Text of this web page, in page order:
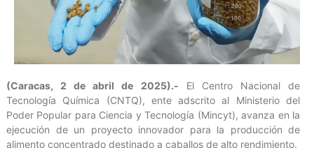
(Caracas, 2 de abril de 2025).- El Centro Nacional de
Tecnología Química (CNTQ), ente adscrito al Ministerio del
Poder Popular para Ciencia y Tecnología (Mincyt), avanza en la
ejecución de un proyecto innovador para la producción de
alimento concentrado destinado a caballos de alto rendimiento.